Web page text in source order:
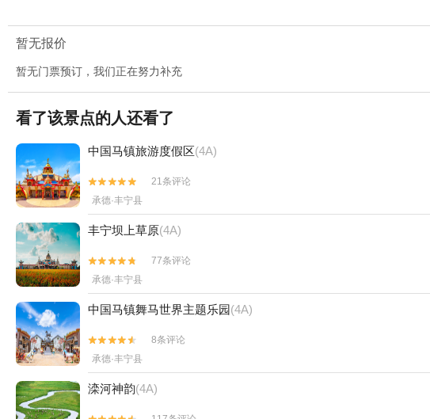
暂无报价
暂无门票预订，我们正在努力补充
看了该景点的人还看了
中国马镇旅游度假区(4A)


21条评论
承德·丰宁县
丰宁坝上草原(4A)


77条评论
承德·丰宁县
中国马镇舞马世界主题乐园(4A)


8条评论
承德·丰宁县
滦河神韵(4A)